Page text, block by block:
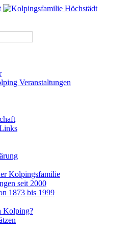
Veranstaltungen
Kolpingsfamilie
seit 2000
1873 bis 1999
Kolping?